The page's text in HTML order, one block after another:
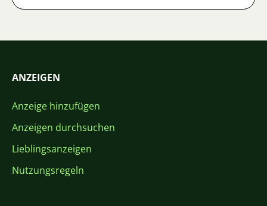
ANZEIGEN
Anzeige hinzufügen
Anzeigen durchsuchen
Lieblingsanzeigen
Nutzungsregeln